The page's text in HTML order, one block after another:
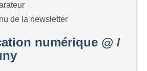
de la newsletter
numérique @ /